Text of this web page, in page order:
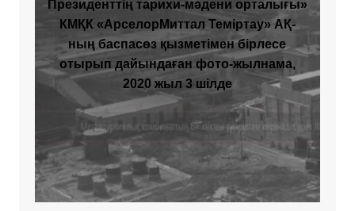
Президенттің тарихи-мәдени орталығы»
КМҚК «АрселорМиттал Теміртау» АҚ-
ның баспасөз қызметімен бірлесе
отырып дайындаған фото-жылнама,
2020 жыл 3 шілде